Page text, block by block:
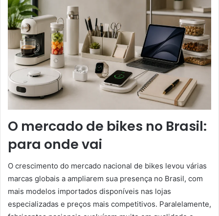
O mercado de bikes no Brasil:
para onde vai
O crescimento do mercado nacional de bikes levou várias
marcas globais a ampliarem sua presença no Brasil, com
mais modelos importados disponíveis nas lojas
especializadas e preços mais competitivos. Paralelamente,